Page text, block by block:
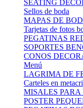
SEATING
Sellos de boda
MAPAS DE
Tarjetas de fotos
PEGATINAS
SOPORTES
CONOS
Menú
LAGRIMA DE
Carteles en
MISALES PARA
POSTER